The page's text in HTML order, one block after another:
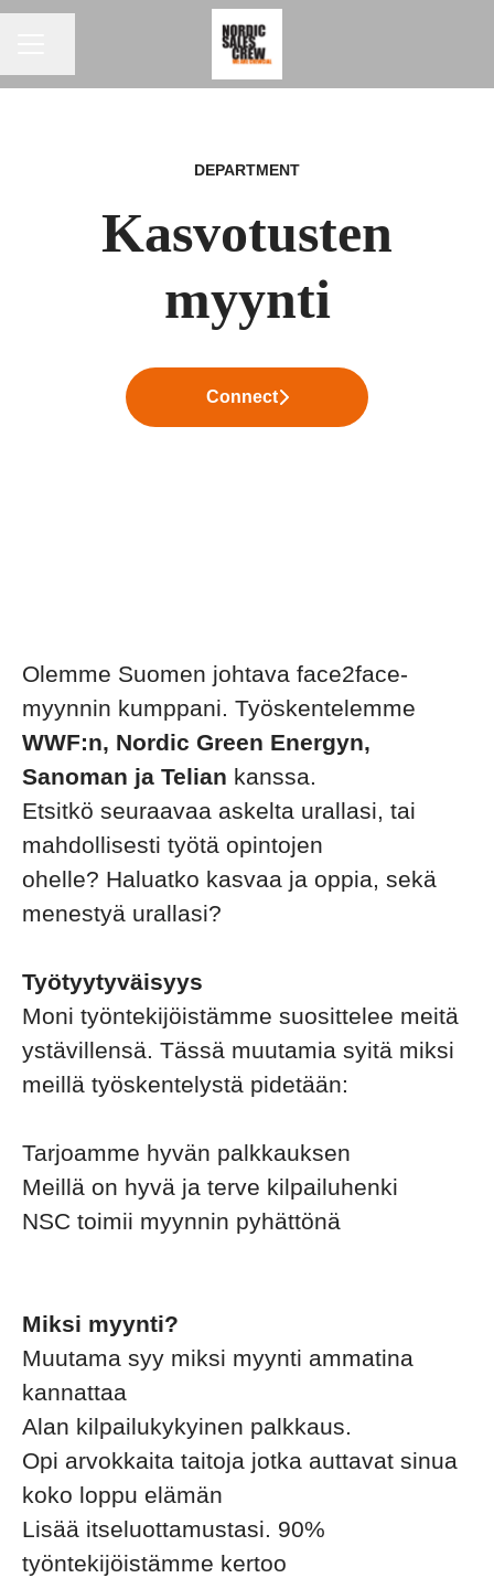
DEPARTMENT
Kasvotusten
myynti
Connect
Olemme Suomen johtava face2face-
myynnin kumppani. Työskentelemme
WWF:n, Nordic Green Energyn,
Sanoman ja Telian kanssa.
Etsitkö seuraavaa askelta urallasi, tai
mahdollisesti työtä opintojen
ohelle? Haluatko kasvaa ja oppia, sekä
menestyä urallasi?
Työtyytyväisyys
Moni työntekijöistämme suosittelee meitä
ystävillensä. Tässä muutamia syitä miksi
meillä työskentelystä pidetään:
Tarjoamme hyvän palkkauksen
Meillä on hyvä ja terve kilpailuhenki
NSC toimii myynnin pyhättönä
Miksi myynti?
Muutama syy miksi myynti ammatina
kannattaa
Alan kilpailukykyinen palkkaus.
Opi arvokkaita taitoja jotka auttavat sinua
koko loppu elämän
Lisää itseluottamustasi. 90%
työntekijöistämme kertoo